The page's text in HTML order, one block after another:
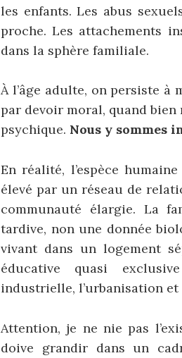
les enfants. Les abus
proche. Les attachements
dans la sphère familiale.
À l’âge adulte, on persiste
par devoir moral, quand
psychique. Nous y sommes
En réalité, l’espèce
élevé par un réseau de
communauté élargie. La
tardive, non une donnée
vivant dans un logement
éducative quasi
industrielle, l’urbanisation
Attention, je ne nie pas
doive grandir dans un